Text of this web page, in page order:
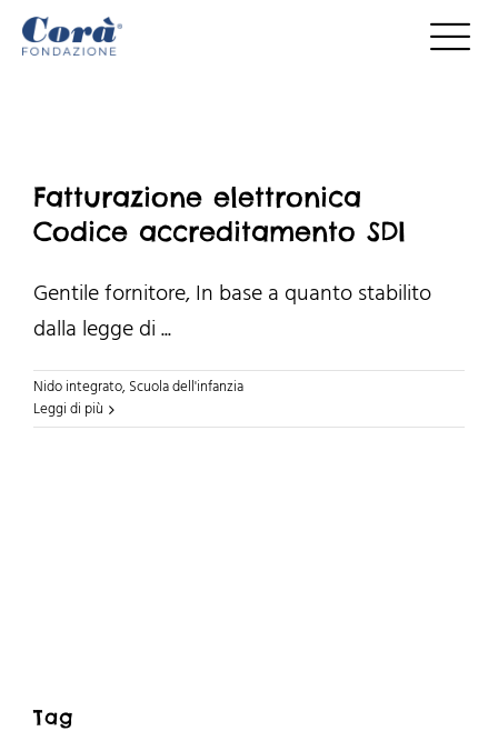
Salta
Fatturazione elettronica
Codice accreditamento SDI
Gentile fornitore, In base a quanto stabilito
dalla legge di ...
Nido integrato, Scuola dell'infanzia
Leggi di più
Tag